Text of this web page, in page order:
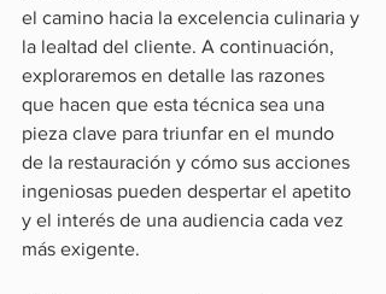
el camino hacia la excelencia culinaria y
la lealtad del cliente. A continuación,
exploraremos en detalle las razones
que hacen que esta técnica sea una
pieza clave para triunfar en el mundo
de la restauración y cómo sus acciones
ingeniosas pueden despertar el apetito
y el interés de una audiencia cada vez
más exigente.